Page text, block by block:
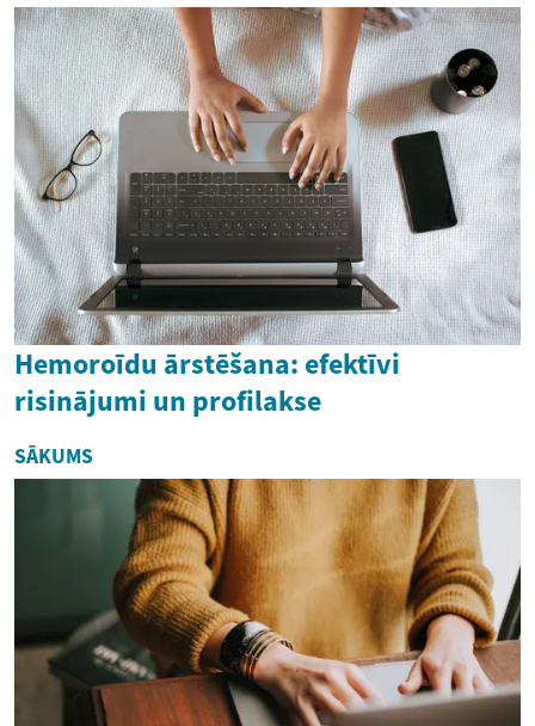
Hemoroīdu ārstēšana: efektīvi
risinājumi un profilakse
SĀKUMS